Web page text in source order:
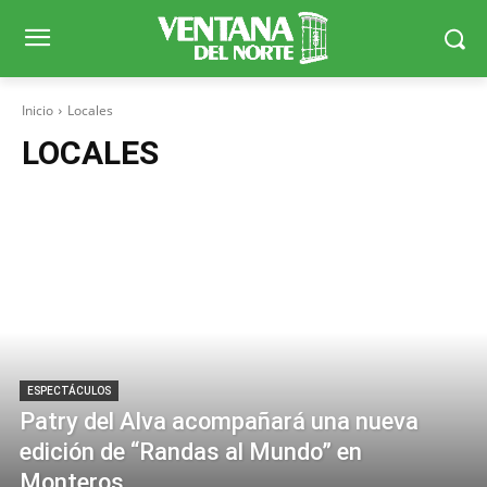
Inicio Locales
LOCALES
ESPECTÁCULOS
Patry del Alva acompañará una nueva
edición de “Randas al Mundo” en